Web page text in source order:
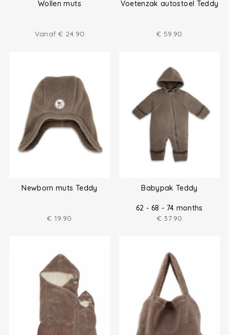
Wollen muts
Vanaf € 24.90
Voetenzak autostoel Teddy
€ 59.90
Newborn muts Teddy
€ 19.90
Babypak Teddy
62 - 68 - 74 months
€ 37.90